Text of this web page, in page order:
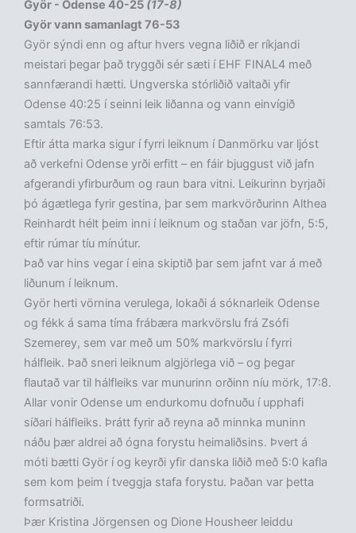
Györ - Odense 40-25 (17-8)
Györ vann samanlagt 76-53
Györ sýndi enn og aftur hvers vegna liðið er ríkjandi
meistari þegar það tryggði sér sæti í EHF FINAL4 með
sannfærandi hætti. Ungverska stórliðið valtaði yfir
Odense 40:25 í seinni leik liðanna og vann einvígið
samtals 76:53.
Eftir átta marka sigur í fyrri leiknum í Danmörku var ljóst
að verkefni Odense yrði erfitt – en fáir bjuggust við jafn
afgerandi yfirburðum og raun bara vitni. Leikurinn byrjaði
þó ágætlega fyrir gestina, þar sem markvörðurinn Althea
Reinhardt hélt þeim inni í leiknum og staðan var jöfn, 5:5,
eftir rúmar tíu mínútur.
Það var hins vegar í eina skiptið þar sem jafnt var á með
liðunum í leiknum.
Györ herti vörnina verulega, lokaði á sóknarleik Odense
og fékk á sama tíma frábæra markvörslu frá Zsófi
Szemerey, sem var með um 50% markvörslu í fyrri
hálfleik. Það sneri leiknum algjörlega við – og þegar
flautað var til hálfleiks var munurinn orðinn níu mörk, 17:8.
Allar vonir Odense um endurkomu dofnuðu í upphafi
síðari hálfleiks. Þrátt fyrir að reyna að minnka muninn
náðu þær aldrei að ógna forystu heimaliðsins. Þvert á
móti bætti Györ í og keyrði yfir danska liðið með 5:0 kafla
sem kom þeim í tveggja stafa forystu. Þaðan var þetta
formsatriði.
Þær Kristina Jörgensen og Dione Housheer leiddu